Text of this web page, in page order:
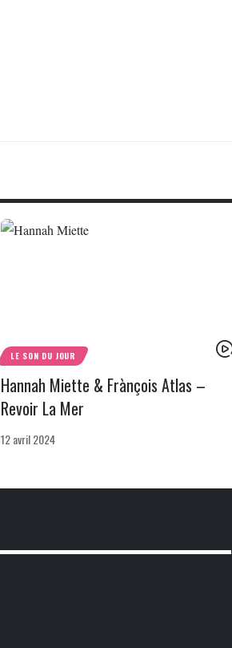
LE SON DU JOUR
Hannah Miette & Frànçois Atlas –
Revoir La Mer
12 avril 2024